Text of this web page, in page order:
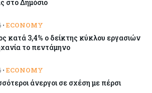
αρχίζει ο διάλογος για τις άδειες
στο Δημόσιο
των νέων ευρωπαϊκών κυρώσεων
στο Δημόσιο
ECONOMY
κατά 3,4% ο δείκτης κύκλου εργασιών
το πεντάμηνο
ECONOMY
άνεργοι σε σχέση με πέρσι